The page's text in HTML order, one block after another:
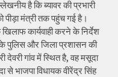
है कि ब्यावर की प्रभारी
पीड़ा मंत्री तक पहुंच गई है।
कार्यवाही करने के निर्देश
के पुलिस और जिला प्रशासन की
गांव में स्थित है, वह मसूदा
से भाजपा विधायक वीरेंद्र सिंह